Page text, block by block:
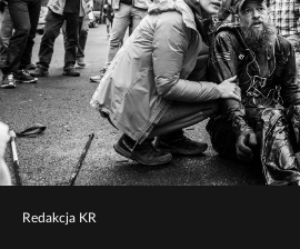
Redakcja KR